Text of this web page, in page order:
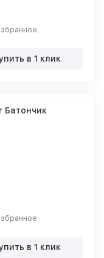
в 1 клик
Батончик
в 1 клик